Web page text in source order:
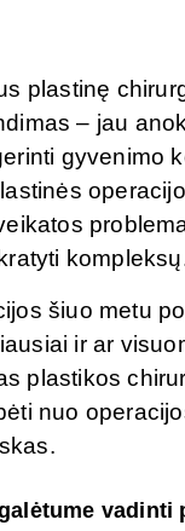
plastinę
– jau
gyvenimo
šiuo metu
ir ar
plastikos
nuo
vadinti